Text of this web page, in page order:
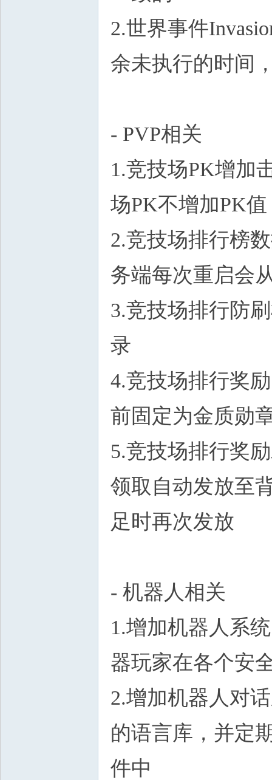
2.世界事件
余未执行的时间
- PVP相关
1.竞技场PK增加
场PK不增加PK值
2.竞技场排行榜
务端每次重启会
3.竞技场排行防
录
4.竞技场排行奖
前固定为金质勋
5.竞技场排行奖
领取自动发放至
足时再次发放
- 机器人相关
1.增加机器人系
器玩家在各个安
2.增加机器人对
的语言库，并定
件中